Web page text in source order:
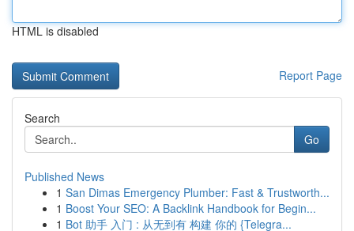
HTML is disabled
Report Page
Search
Go
Published News
1 San Dimas Emergency Plumber: Fast & Trustworth...
1 Boost Your SEO: A Backlink Handbook for Begin...
1 Bot 助手 入门 : 从无到有 构建 你的 {Telegra...